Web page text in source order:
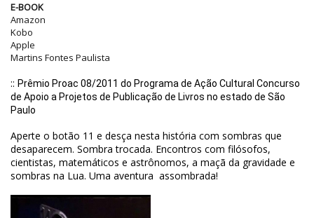
E-BOOK
Amazon
Kobo
Apple
Martins Fontes Paulista
:: Prêmio Proac 08/2011 do Programa de Ação Cultural Concurso
de Apoio a Projetos de Publicação de Livros no estado de São
Paulo
Aperte o botão 11 e desça nesta história com sombras que
desaparecem. Sombra trocada. Encontros com filósofos,
cientistas, matemáticos e astrônomos, a maçã da gravidade e
sombras na Lua. Uma aventura assombrada!